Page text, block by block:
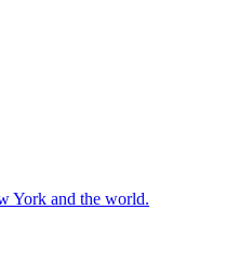
York and the world.